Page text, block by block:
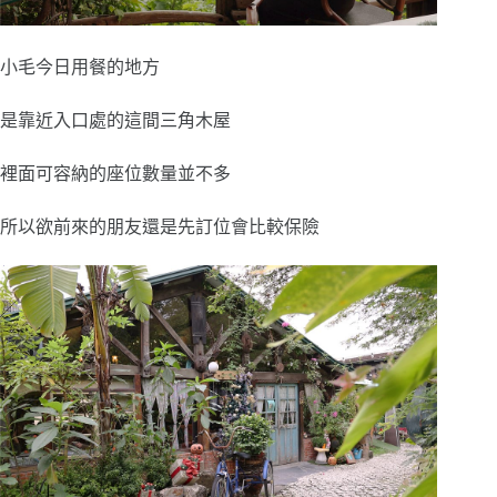
小毛今日用餐的地方
是靠近入口處的這間三角木屋
裡面可容納的座位數量並不多
所以欲前來的朋友還是先訂位會比較保險